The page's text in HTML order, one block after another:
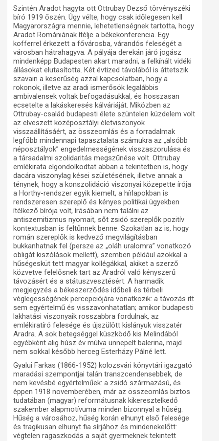
Szintén Aradot hagyta ott Ottrubay Dezső törvényszéki
bíró 1919 őszén. Úgy vélte, hogy csak időlegesen kell
Magyarországra mennie, lehetetlenségnek tartotta, hogy
Aradot Romániának ítélje a békekonferencia. Egy
kofferrel érkezett a fővárosba, várandós feleségét a
városban hátrahagyva. A pályája derekán járó jogász
mindenképp Budapesten akart maradni, a felkínált vidéki
állásokat elutasította. Két évtized távolából is áttetszik
szavain a keserűség azzal kapcsolatban, hogy a
rokonok, illetve az aradi ismerősök legalábbis
ambivalensek voltak befogadásukkal, és hosszasan
ecsetelte a lakáskeresés kálváriáját. Miközben az
Ottrubay-család budapesti élete szüntelen küzdelem volt
az elveszett középosztályi életviszonyok
visszaállításáért, az összeomlás és a forradalmak
legfőbb mindennapi tapasztalata számukra az „alsóbb
néposztályok” engedelmességének visszaszorulása és
a társadalmi szolidaritás megszűnése volt. Ottrubay
emlékirata elgondolkodtat abban a tekintetben is, hogy
dacára viszonylag kései születésének, illetve annak a
ténynek, hogy a konszolidáció viszonyai közepette írója
a Horthy-rendszer egyik kiemelt, a hírlapokban is
rendszeresen szereplő és kényes politikai ügyekben
ítélkező bírója volt, írásában nem találni az
antiszemitizmus nyomait, sőt zsidó szereplők pozitív
kontextusban is feltűnnek benne. Szokatlan az is, hogy
román szereplők is kedvező megvilágításban
bukkanhatnak fel (persze az „oláh uralomra” vonatkozó
obligát kiszólások mellett), szemben például azokkal a
hűségesküt tett magyar kollégákkal, akiket a szerző
közvetve felelősnek tart az Aradról való kényszerű
távozásért és a státuszvesztésért. A harmadik
megjegyzés a békeszerződés időbeli és térbeli
véglegességének percepciójára vonatkozik: a távozás itt
sem egyértelmű és visszavonhatatlan; amikor budapesti
lakhatási viszonyaik rosszabbra fordulnak, az
emlékiratíró felesége és újszülött kislányuk visszatér
Aradra. A sok betegséggel küszködő kis Melindából
egyébként alig húsz év múlva ünnepelt balerina, majd
nem sokkal később herceg Esterházy Pálné lett.
Gyalui Farkas (1866-1952) kolozsvári könyvtári igazgató
maradási szempontjai talán transzcendensebbek, de
nem kevésbé egyértelműek: a zsidó származású, és
éppen 1918 novemberében, már az összeomlás biztos
tudatában (magyar) reformátusnak kikeresztelkedő
szakember alapmotívuma minden bizonnyal a hűség.
Hűség a városához, hűség korán elhunyt első felesége
és tragikusan elhunyt fia sírjához és mindenekelőtt:
végtelen ragaszkodás a saját gyermeknek tekintett